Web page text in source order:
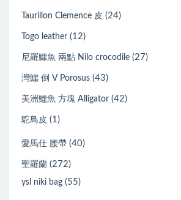
Taurillon Clemence 皮 (24)
Togo leather (12)
尼羅鱷魚 兩點 Nilo crocodile (27)
灣鱷 倒 V Porosus (43)
美洲鱷魚 方塊 Alligator (42)
鴕鳥皮 (1)
愛馬仕 腰帶 (40)
聖羅蘭 (272)
ysl niki bag (55)